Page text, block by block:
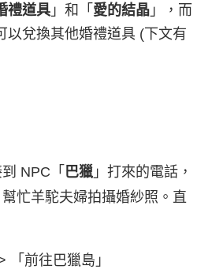
禮道具 」和「 愛的結晶 」，而
以兌換其他婚禮道具 (下文有
NPC「 巴獵 」打來的電話，
幫忙羊駝夫婦拍攝婚紗照。直
「前往巴獵島」